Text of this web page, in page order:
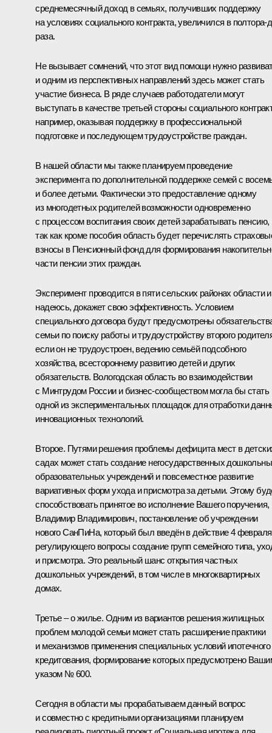
среднемесячный доход в семьях, получивших поддержку
на условиях социального контракта, увеличился в полтора-
раза.
Не вызывает сомнений, что этот вид помощи нужно
и одним из перспективных направлений здесь может стать
участие бизнеса. В ряде случаев работодатели могут
выступать в качестве третьей стороны социального
например, оказывая поддержку в профессиональной
подготовке и последующем трудоустройстве граждан.
В нашей области мы также планируем проведение
эксперимента по дополнительной поддержке семей с
и более детьми. Фактически это предоставление одному
из многодетных родителей возможности одновременно
с процессом воспитания своих детей зарабатывать пенсию,
так как кроме пособия область будет перечислять
взносы в Пенсионный фонд для формирования
части пенсии этих граждан.
Эксперимент проводится в пяти сельских районах области
надеюсь, докажет свою эффективность. Условием
специального договора будут предусмотрены
семьи по поиску работы и трудоустройству второго
если он не трудоустроен, ведению семьёй подсобного
хозяйства, всестороннему развитию детей и других
обязательств. Вологодская область во взаимодействии
с Минтрудом России и бизнес-сообществом могла бы стать
одной из экспериментальных площадок для отработки
инновационных технологий.
Второе. Путями решения проблемы дефицита мест в
садах может стать создание негосударственных
образовательных учреждений и повсеместное развитие
вариативных форм ухода и присмотра за детьми. Этому
способствовать принятое во исполнение Вашего поручения,
Владимир Владимирович, постановление об учреждении
нового СанПиНа, который был введён в действие 4
регулирующего вопросы создание групп семейного типа,
и присмотра. Это реальный шанс открытия частных
дошкольных учреждений, в том числе в многоквартирных
домах.
Третье – о жилье. Одним из вариантов решения жилищных
проблем молодой семьи может стать расширение практики
и механизмов применения специальных условий ипотечного
кредитования, формирование которых предусмотрено
указом № 600.
Сегодня в области мы прорабатываем данный вопрос
и совместно с кредитными организациями планируем